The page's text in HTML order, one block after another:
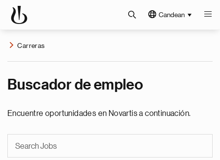
Candean
Carreras
Buscador de empleo
Encuentre oportunidades en Novartis a continuación.